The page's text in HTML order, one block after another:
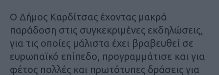
Ο Δήμος Καρδίτσας έχοντας μακρά
παράδοση στις συγκεκριμένες εκδηλώσεις,
για τις οποίες μάλιστα έχει βραβευθεί σε
ευρωπαϊκό επίπεδο, προγραμμάτισε και για
φέτος πολλές και πρωτότυπες δράσεις για